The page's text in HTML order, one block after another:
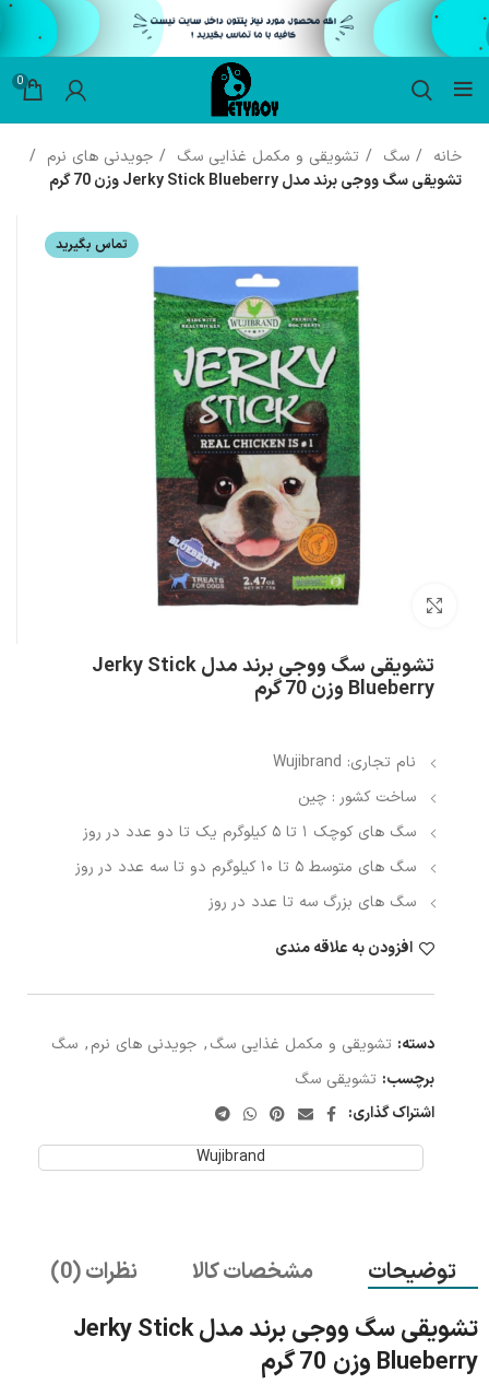
0
خانه سگ تشویقی و مکمل غذایی سگ
جویدنی های نرم
تشویقی سگ ووجی برند مدل Jerky Stick Blueberry وزن 70 گرم
تماس بگیرید
بزرگنمایی تصویر
تشویقی سگ ووجی برند مدل Jerky Stick
Blueberry وزن 70 گرم
نام تجاری: Wujibrand
ساخت کشور : چین
سگ های کوچک ۱ تا ۵ کیلوگرم یک تا دو عدد در روز
سگ های متوسط ۵ تا ۱۰ کیلوگرم دو تا سه عدد در روز
سگ های بزرگ سه تا عدد در روز
افزودن به علاقه مندی
دسته: تشویقی و مکمل غذایی سگ, جویدنی های نرم, سگ
برچسب: تشویقی سگ
اشتراک گذاری:
Wujibrand
توضیحات مشخصات کالا نظرات (0)
تشویقی سگ ووجی برند مدل Jerky Stick
Blueberry وزن 70 گرم